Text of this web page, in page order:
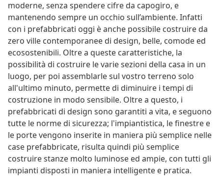
moderne, senza spendere cifre da capogiro, e
mantenendo sempre un occhio sull’ambiente. Infatti
con i prefabbricati oggi è anche possibile costruire da
zero ville contemporanee di design, belle, comode ed
ecosostenibili. Oltre a queste caratteristiche, la
possibilità di costruire le varie sezioni della casa in un
luogo, per poi assemblarle sul vostro terreno solo
all'ultimo minuto, permette di diminuire i tempi di
costruzione in modo sensibile. Oltre a questo, i
prefabbricati di design sono garantiti a vita, e seguono
tutte le norme di sicurezza; l'impiantistica, le finestre e
le porte vengono inserite in maniera più semplice nelle
case prefabbricate, risulta quindi più semplice
costruire stanze molto luminose ed ampie, con tutti gli
impianti disposti in maniera intelligente e pratica.